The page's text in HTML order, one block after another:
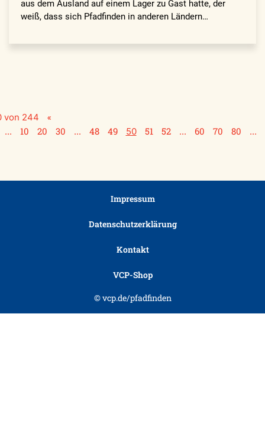
aus dem Ausland auf einem Lager zu Gast hatte, der
weiß, dass sich Pfadfinden in anderen Ländern…
von 244 «
... 10 20 30 ... 48 49 50 51 52 ... 60 70 80 ...
Impressum
Datenschutzerklärung
Kontakt
VCP-Shop
© vcp.de/pfadfinden